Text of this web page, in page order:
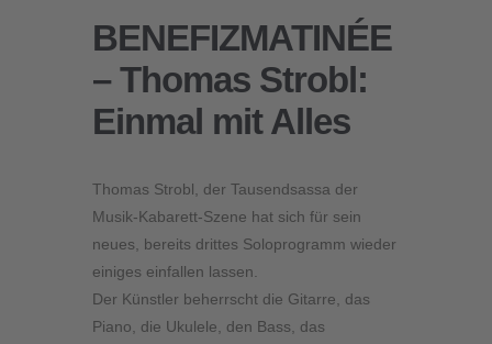
BENEFIZMATINÉE
– Thomas Strobl:
Einmal mit Alles
Thomas Strobl, der Tausendsassa der
Musik-Kabarett-Szene hat sich für sein
neues, bereits drittes Soloprogramm wieder
einiges einfallen lassen.
Der Künstler beherrscht die Gitarre, das
Piano, die Ukulele, den Bass, das